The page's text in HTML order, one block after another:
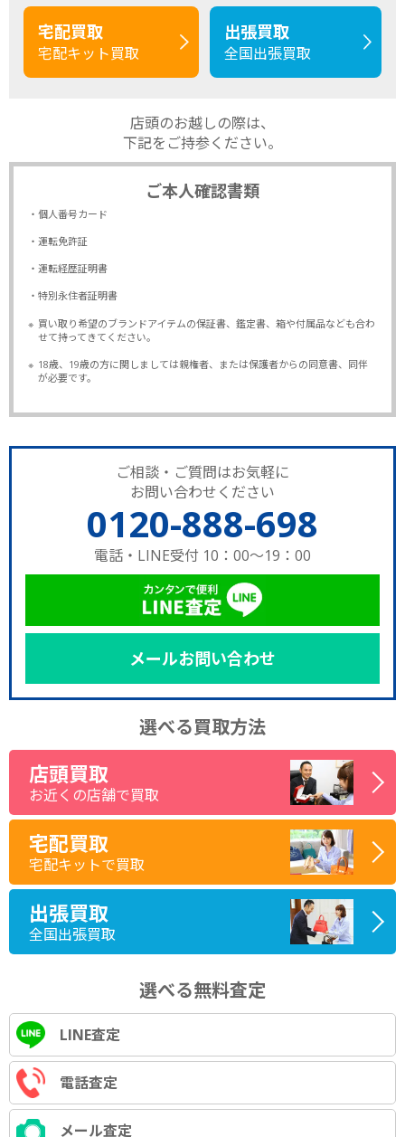
宅配買取
宅配キット買取
出張買取
全国出張買取
店頭のお越しの際は、
下記をご持参ください。
ご本人確認書類
・個人番号カード
・運転免許証
・運転経歴証明書
・特別永住者証明書
※ 買い取り希望のブランドアイテムの保証書、鑑定書、箱や付属品なども合わ
せて持ってきてください。
※ 18歳、19歳の方に関しましては親権者、または保護者からの同意書、同伴
が必要です。
ご相談・ご質問はお気軽に
お問い合わせください
0120-888-698
電話・LINE受付 10：00～19：00
メールお問い合わせ
選べる買取方法
店頭買取
お近くの店舗で買取
宅配買取
宅配キットで買取
出張買取
全国出張買取
選べる無料査定
LINE査定
電話査定
メール査定